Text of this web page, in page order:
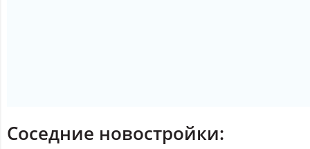
Соседние новостройки: